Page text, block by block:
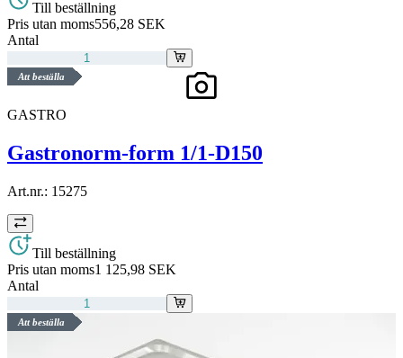
Till beställning
Pris utan moms556,28 SEK
Antal
Att beställa
GASTRO
Gastronorm-form 1/1-D150
Art.nr.: 15275
Till beställning
Pris utan moms1 125,98 SEK
Antal
Att beställa